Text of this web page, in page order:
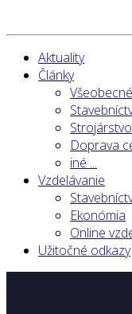
Aktuality
Články
Všeobecné
Strojárstvo
Doprava
iné ...
Vzdelávanie
Ekonómia
Online
Užitočné odkazy